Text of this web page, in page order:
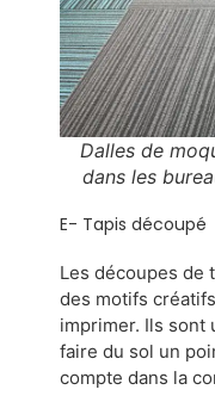
Dalles de
dans les
E- Tapis découpé
Les découpes de
des motifs
imprimer. Ils sont
faire du sol un
compte dans la